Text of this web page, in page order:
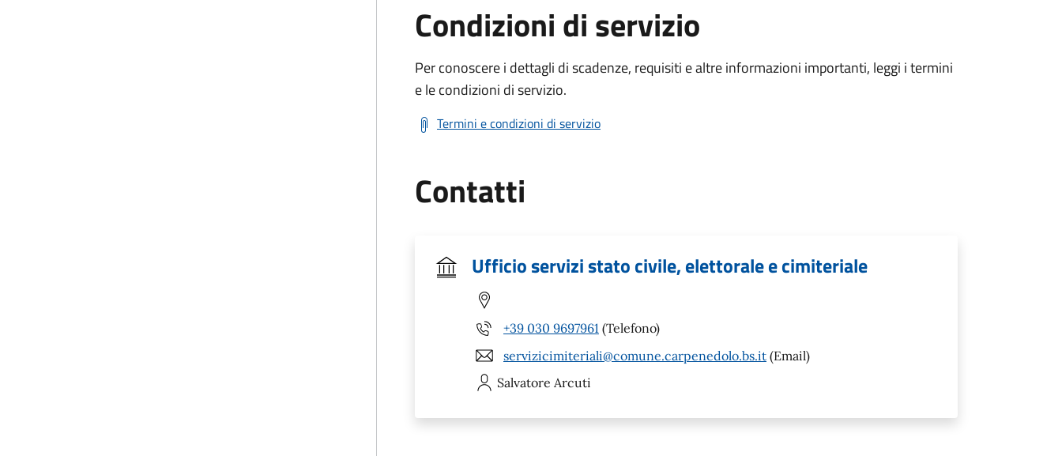
Condizioni di servizio
Per conoscere i dettagli di scadenze, requisiti e altre informazioni importanti, leggi i termini
e le condizioni di servizio.
Termini e condizioni di servizio
Contatti
Ufficio servizi stato civile, elettorale e cimiteriale
+39 030 9697961 (Telefono)
servizicimiteriali@comune.carpenedolo.bs.it (Email)
Salvatore Arcuti